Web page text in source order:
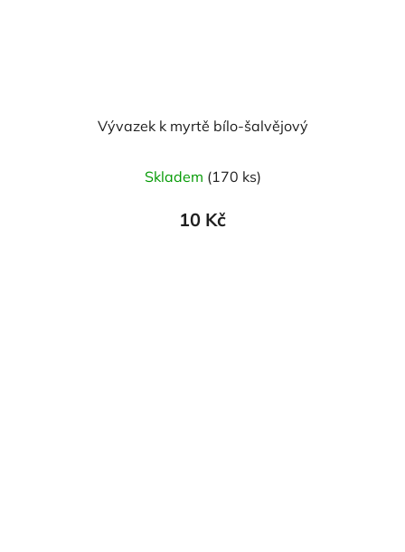
Vývazek k myrtě bílo-šalvějový
Skladem (170 ks)
10 Kč